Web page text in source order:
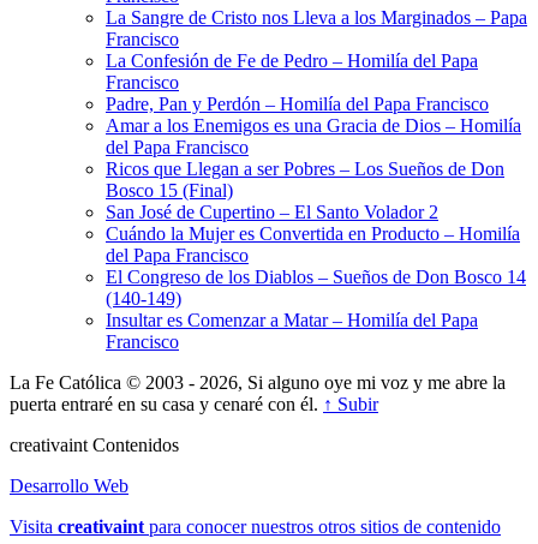
La Sangre de Cristo nos Lleva a los Marginados – Papa
Francisco
La Confesión de Fe de Pedro – Homilía del Papa
Francisco
Padre, Pan y Perdón – Homilía del Papa Francisco
Amar a los Enemigos es una Gracia de Dios – Homilía
del Papa Francisco
Ricos que Llegan a ser Pobres – Los Sueños de Don
Bosco 15 (Final)
San José de Cupertino – El Santo Volador 2
Cuándo la Mujer es Convertida en Producto – Homilía
del Papa Francisco
El Congreso de los Diablos – Sueños de Don Bosco 14
(140-149)
Insultar es Comenzar a Matar – Homilía del Papa
Francisco
La Fe Católica © 2003 - 2026, Si alguno oye mi voz y me abre la
puerta entraré en su casa y cenaré con él. ↑ Subir
creativaint Contenidos
Desarrollo Web
Visita creativaint para conocer nuestros otros sitios de contenido